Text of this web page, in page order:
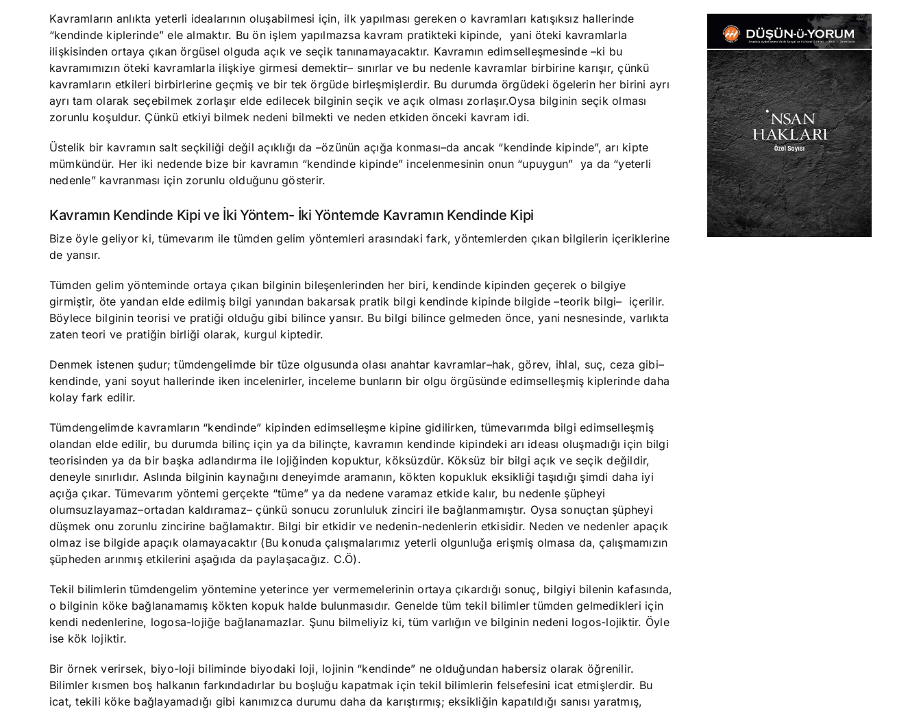
Kavramların anlıkta yeterli idealarının oluşabilmesi için, ilk yapılması gereken o kavramları katışıksız hallerinde
“kendinde kiplerinde” ele almaktır. Bu ön işlem yapılmazsa kavram pratikteki kipinde, yani öteki kavramlarla
ilişkisinden ortaya çıkan örgüsel olguda açık ve seçik tanınamayacaktır. Kavramın edimselleşmesinde –ki bu
kavramımızın öteki kavramlarla ilişkiye girmesi demektir– sınırlar ve bu nedenle kavramlar birbirine karışır, çünkü
kavramların etkileri birbirlerine geçmiş ve bir tek örgüde birleşmişlerdir. Bu durumda örgüdeki ögelerin her birini ayrı
ayrı tam olarak seçebilmek zorlaşır elde edilecek bilginin seçik ve açık olması zorlaşır.Oysa bilginin seçik olması
zorunlu koşuldur. Çünkü etkiyi bilmek nedeni bilmekti ve neden etkiden önceki kavram idi.
Üstelik bir kavramın salt seçkiliği değil açıklığı da –özünün açığa konması–da ancak “kendinde kipinde”, arı kipte
mümkündür. Her iki nedende bize bir kavramın “kendinde kipinde” incelenmesinin onun “upuygun” ya da “yeterli
nedenle” kavranması için zorunlu olduğunu gösterir.
Kavramın Kendinde Kipi ve İki Yöntem- İki Yöntemde Kavramın Kendinde Kipi
Bize öyle geliyor ki, tümevarım ile tümden gelim yöntemleri arasındaki fark, yöntemlerden çıkan bilgilerin içeriklerine
de yansır.
Tümden gelim yönteminde ortaya çıkan bilginin bileşenlerinden her biri, kendinde kipinden geçerek o bilgiye
girmiştir, öte yandan elde edilmiş bilgi yanından bakarsak pratik bilgi kendinde kipinde bilgide –teorik bilgi– içerilir.
Böylece bilginin teorisi ve pratiği olduğu gibi bilince yansır. Bu bilgi bilince gelmeden önce, yani nesnesinde, varlıkta
zaten teori ve pratiğin birliği olarak, kurgul kiptedir.
Denmek istenen şudur; tümdengelimde bir tüze olgusunda olası anahtar kavramlar–hak, görev, ihlal, suç, ceza gibi–
kendinde, yani soyut hallerinde iken incelenirler, inceleme bunların bir olgu örgüsünde edimselleşmiş kiplerinde daha
kolay fark edilir.
Tümdengelimde kavramların “kendinde” kipinden edimselleşme kipine gidilirken, tümevarımda bilgi edimselleşmiş
olandan elde edilir, bu durumda bilinç için ya da bilinçte, kavramın kendinde kipindeki arı ideası oluşmadığı için bilgi
teorisinden ya da bir başka adlandırma ile lojiğinden kopuktur, köksüzdür. Köksüz bir bilgi açık ve seçik değildir,
deneyle sınırlıdır. Aslında bilginin kaynağını deneyimde aramanın, kökten kopukluk eksikliği taşıdığı şimdi daha iyi
açığa çıkar. Tümevarım yöntemi gerçekte “tüme” ya da nedene varamaz etkide kalır, bu nedenle şüpheyi
olumsuzlayamaz–ortadan kaldıramaz– çünkü sonucu zorunluluk zinciri ile bağlanmamıştır. Oysa sonuçtan şüpheyi
düşmek onu zorunlu zincirine bağlamaktır. Bilgi bir etkidir ve nedenin-nedenlerin etkisidir. Neden ve nedenler apaçık
olmaz ise bilgide apaçık olamayacaktır (Bu konuda çalışmalarımız yeterli olgunluğa erişmiş olmasa da, çalışmamızın
şüpheden arınmış etkilerini aşağıda da paylaşacağız. C.Ö).
Tekil bilimlerin tümdengelim yöntemine yeterince yer vermemelerinin ortaya çıkardığı sonuç, bilgiyi bilenin kafasında,
o bilginin köke bağlanamamış kökten kopuk halde bulunmasıdır. Genelde tüm tekil bilimler tümden gelmedikleri için
kendi nedenlerine, logosa-lojiğe bağlanamazlar. Şunu bilmeliyiz ki, tüm varlığın ve bilginin nedeni logos-lojiktir. Öyle
ise kök lojiktir.
Bir örnek verirsek, biyo-loji biliminde biyodaki loji, lojinin “kendinde” ne olduğundan habersiz olarak öğrenilir.
Bilimler kısmen boş halkanın farkındadırlar bu boşluğu kapatmak için tekil bilimlerin felsefesini icat etmişlerdir. Bu
icat, tekili köke bağlayamadığı gibi kanımızca durumu daha da karıştırmış; eksikliğin kapatıldığı sanısı yaratmış,